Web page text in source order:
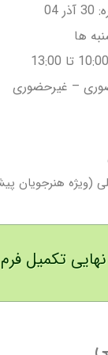
ها
– غیرحضوری
(ویژه هنرجویان
تکمیل فرم